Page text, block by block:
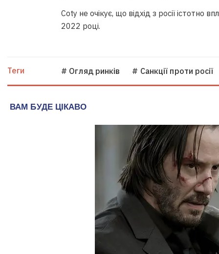
Coty не очікує, що відхід з росії істотно
2022 році.
Теги # Огляд ринків # Санкції проти росії